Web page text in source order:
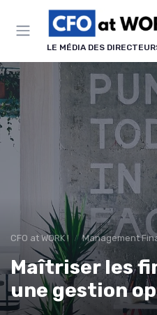
LE MÉDIA DES
CFO at WORK ! Management Financier
Maîtriser les
une gestion
Panneau de gestion des